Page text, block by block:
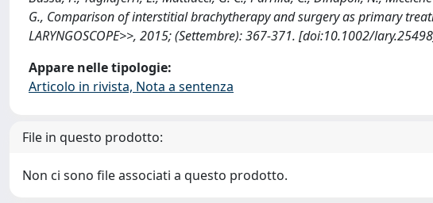
G., Comparison of interstitial brachytherapy and surgery as primary
LARYNGOSCOPE>>, 2015; (Settembre): 367-371. [doi:10.1002/
Appare nelle tipologie:
Articolo in rivista, Nota a sentenza
File in questo prodotto:
Non ci sono file associati a questo prodotto.